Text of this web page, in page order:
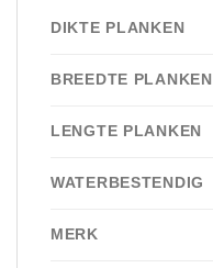
DIKTE PLANKEN
BREEDTE PLANKEN
LENGTE PLANKEN
WATERBESTENDIG
MERK